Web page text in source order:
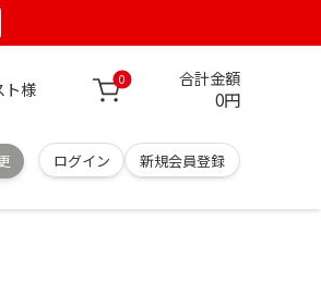
ト様 0 合計金額
0円
ログイン 新規会員登録